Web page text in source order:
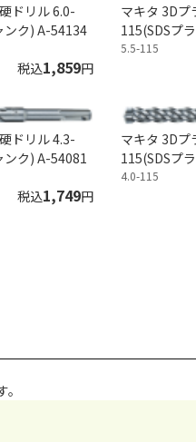
ドリル 6.0-
ンク) A-54134
税込1,859円
マキタ 3Dプ
115(SDSプ
5.5-115
ドリル 4.3-
ンク) A-54081
税込1,749円
マキタ 3Dプ
115(SDSプ
4.0-115